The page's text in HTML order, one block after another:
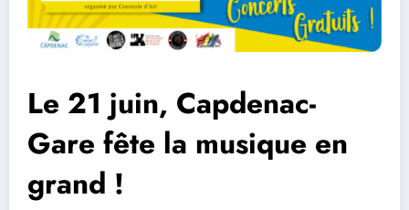
Le 21 juin, Capdenac-
Gare fête la musique en
grand !